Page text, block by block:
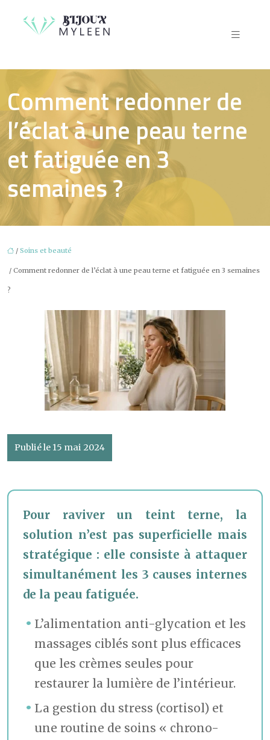
Comment redonner de
l’éclat à une peau terne
et fatiguée en 3
semaines ?
/ Soins et beauté
/ Comment redonner de l’éclat à une peau terne et fatiguée en 3 semaines
?
Publié le 15 mai 2024
Pour raviver un teint terne, la
solution n’est pas superficielle mais
stratégique : elle consiste à attaquer
simultanément les 3 causes internes
de la peau fatiguée.
L’alimentation anti-glycation et les
massages ciblés sont plus efficaces
que les crèmes seules pour
restaurer la lumière de l’intérieur.
La gestion du stress (cortisol) et
une routine de soins « chrono-